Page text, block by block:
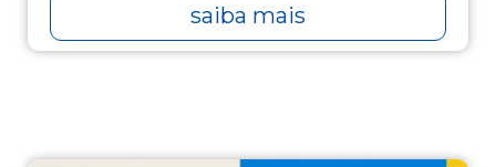
saiba mais